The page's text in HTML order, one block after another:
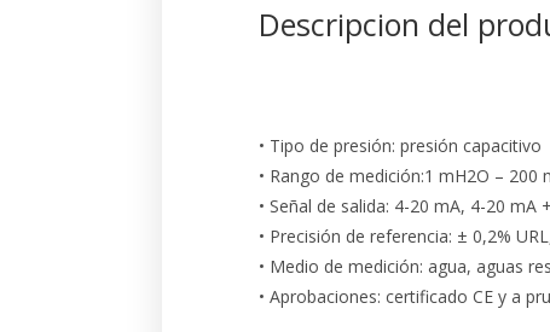
Descripcion del
• Tipo de presión: presión capacitivo
• Rango de medición:1 mH2O – 200
• Señal de salida: 4-20 mA, 4-20 mA
• Precisión de referencia: ± 0,2%
• Medio de medición: agua, aguas
• Aprobaciones: certificado CE y a